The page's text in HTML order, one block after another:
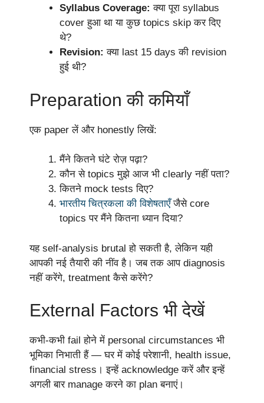
Syllabus Coverage: क्या पूरा syllabus
cover हुआ था या कुछ topics skip कर दिए
थे?
Revision: क्या last 15 days की revision
हुई थी?
Preparation की कमियाँ
एक paper लें और honestly लिखें:
मैंने कितने घंटे रोज़ पढ़ा?
कौन से topics मुझे आज भी clearly नहीं पता?
कितने mock tests दिए?
भारतीय चित्रकला की विशेषताएँजैसे core
topics पर मैंने कितना ध्यान दिया?
यह self-analysis brutal हो सकती है, लेकिन यही
आपकी नई तैयारी की नींव है। जब तक आप diagnosis
नहीं करेंगे, treatment कैसे करेंगे?
External Factors भी देखें
कभी-कभी fail होने में personal circumstances भी
भूमिका निभाती हैं — घर में कोई परेशानी, health issue,
financial stress। इन्हें acknowledge करें और इन्हें
अगली बार manage करने का plan बनाएं।